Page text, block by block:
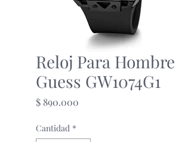
Reloj Para Hombre
Guess GW1074G1
$ 890.000
Cantidad *